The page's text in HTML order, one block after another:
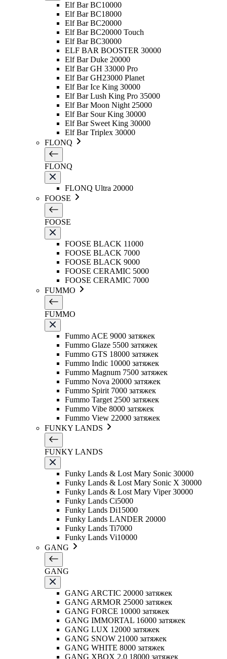
Elf Bar BC10000
Elf Bar BC18000
Elf Bar BC20000
Elf Bar BC20000 Touch
Elf Bar BC30000
ELF BAR BOOSTER 30000
Elf Bar Duke 20000
Elf Bar GH 33000 Pro
Elf Bar GH23000 Planet
Elf Bar Ice King 30000
Elf Bar Lush King Pro 35000
Elf Bar Moon Night 25000
Elf Bar Sour King 30000
Elf Bar Sweet King 30000
Elf Bar Triplex 30000
FLONQ
FLONQ
FLONQ Ultra 20000
FOOSE
FOOSE
FOOSE BLACK 11000
FOOSE BLACK 7000
FOOSE BLACK 9000
FOOSE CERAMIC 5000
FOOSE CERAMIC 7000
FUMMO
FUMMO
Fummo ACE 9000 затяжек
Fummo Glaze 5500 затяжек
Fummo GTS 18000 затяжек
Fummo Indic 10000 затяжек
Fummo Magnum 7500 затяжек
Fummo Nova 20000 затяжек
Fummo Spirit 7000 затяжек
Fummo Target 2500 затяжек
Fummo Vibe 8000 затяжек
Fummo View 22000 затяжек
FUNKY LANDS
FUNKY LANDS
Funky Lands & Lost Mary Sonic 30000
Funky Lands & Lost Mary Sonic X 30000
Funky Lands & Lost Mary Viper 30000
Funky Lands Ci5000
Funky Lands Di15000
Funky Lands LANDER 20000
Funky Lands Ti7000
Funky Lands Vi10000
GANG
GANG
GANG ARCTIC 20000 затяжек
GANG ARMOR 25000 затяжек
GANG FORCE 10000 затяжек
GANG IMMORTAL 16000 затяжек
GANG LUX 12000 затяжек
GANG SNOW 21000 затяжек
GANG WHITE 8000 затяжек
GANG XBOX 2.0 18000 затяжек